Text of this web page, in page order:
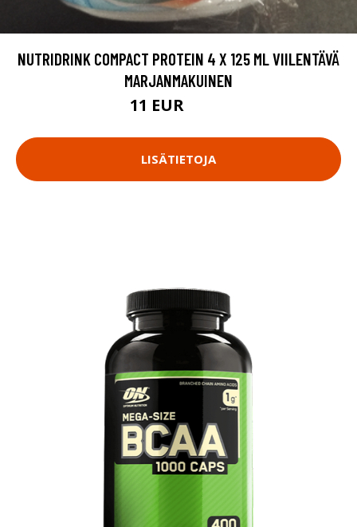
NUTRIDRINK COMPACT PROTEIN 4 X 125 ML VIILENTÄVÄ
MARJANMAKUINEN
11 EUR
LISÄTIETOJA